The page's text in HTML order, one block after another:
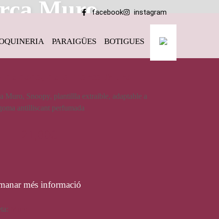
facebook instagram
PARAIGÜES BOTIGUES
Muro
Muro, Snoopy, plantillla extraible, adaptable a
antilliscant perfumada
més informació